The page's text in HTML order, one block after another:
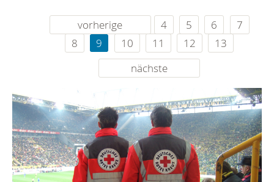
vorherige 4 5 6
7
8
9 10 11 12
13
nächste